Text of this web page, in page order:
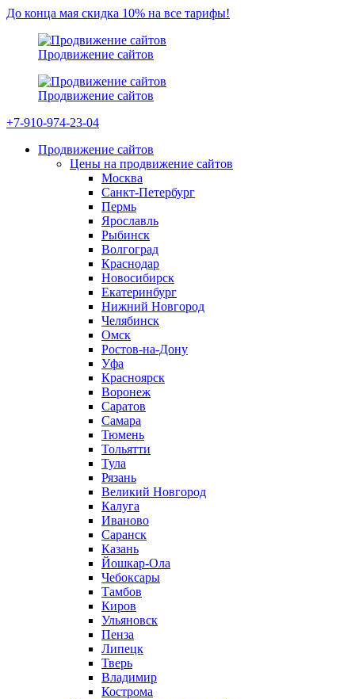
До конца мая скидка 10% на все тарифы!
Продвижение сайтов
Продвижение сайтов
+7-910-974-23-04
Продвижение сайтов
Цены на продвижение сайтов
Москва
Санкт-Петербург
Пермь
Ярославль
Рыбинск
Волгоград
Краснодар
Новосибирск
Екатеринбург
Нижний Новгород
Челябинск
Омск
Ростов-на-Дону
Уфа
Красноярск
Воронеж
Саратов
Самара
Тюмень
Тольятти
Тула
Рязань
Великий Новгород
Калуга
Иваново
Саранск
Казань
Йошкар-Ола
Чебоксары
Тамбов
Киров
Ульяновск
Пенза
Липецк
Тверь
Владимир
Кострома